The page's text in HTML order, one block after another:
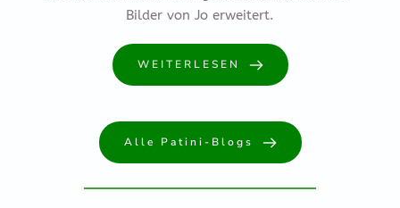
Bilder von Jo erweitert.
WEITERLESEN
Alle Patini-Blogs